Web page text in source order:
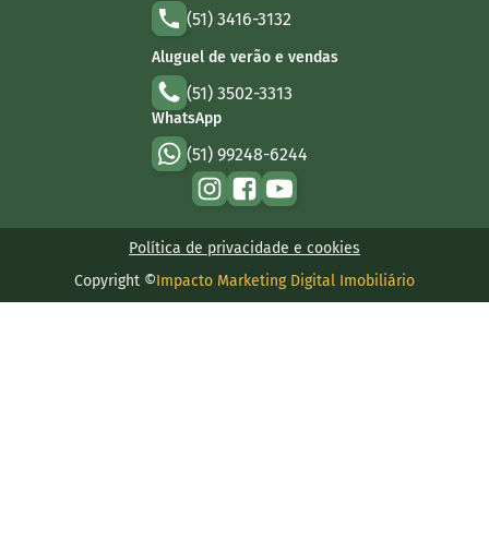
(51) 3416-3132
Aluguel de verão e vendas
(51) 3502-3313
WhatsApp
(51) 99248-6244
Copyright ©Impacto Marketing Digital Imobiliário
Política de privacidade e cookies